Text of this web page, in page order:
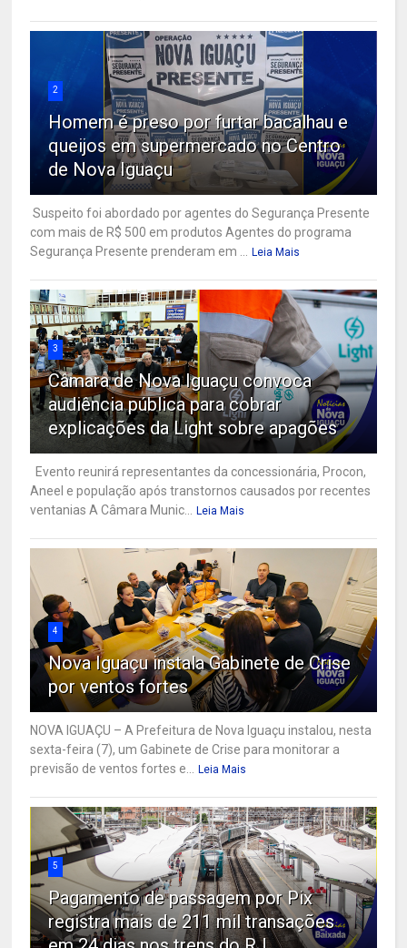
2
Homem é preso por furtar bacalhau e
queijos em supermercado no Centro
de Nova Iguaçu
Suspeito foi abordado por agentes do Segurança Presente
com mais de R$ 500 em produtos Agentes do programa
Segurança Presente prenderam em ... Leia Mais
3
Câmara de Nova Iguaçu convoca
audiência pública para cobrar
explicações da Light sobre apagões
Evento reunirá representantes da concessionária, Procon,
Aneel e população após transtornos causados por recentes
ventanias A Câmara Munic... Leia Mais
4
Nova Iguaçu instala Gabinete de Crise
por ventos fortes
NOVA IGUAÇU – A Prefeitura de Nova Iguaçu instalou, nesta
sexta-feira (7), um Gabinete de Crise para monitorar a
previsão de ventos fortes e... Leia Mais
5
Pagamento de passagem por Pix
registra mais de 211 mil transações